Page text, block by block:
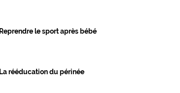
Reprendre le sport après bébé
La rééducation du périnée